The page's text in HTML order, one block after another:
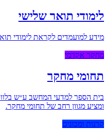
לימודי תואר שלישי
מידע למועמדים לקראת לימודי
מחקר אקדמי
תחומי מחקר
בית הספר למדעי המחשב ע״ש
ומציע מגוון רחב של תחומי מחקר.
קרנות ומכונים